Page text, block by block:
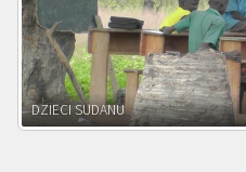
DZIECI ZAMBII